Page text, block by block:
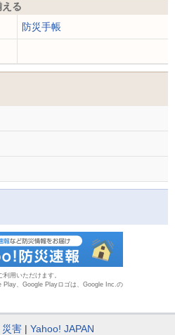
る
防災手帳
用いただけます。
Play、Google Playロゴは、Google Inc.の
害 Yahoo! JAPAN